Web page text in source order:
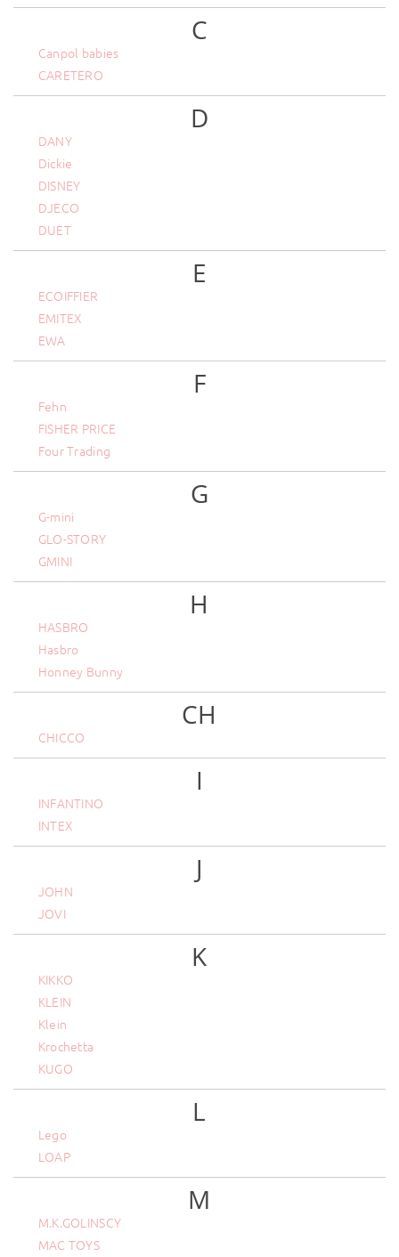
C
Canpol babies
CARETERO
D
DANY
Dickie
DISNEY
DJECO
DUET
E
ECOIFFIER
EMITEX
EWA
F
Fehn
FISHER PRICE
Four Trading
G
G-mini
GLO-STORY
GMINI
H
HASBRO
Hasbro
Honney Bunny
CH
CHICCO
I
INFANTINO
INTEX
J
JOHN
JOVI
K
KIKKO
KLEIN
Klein
Krochetta
KUGO
L
Lego
LOAP
M
M.K.GOLINSCY
MAC TOYS